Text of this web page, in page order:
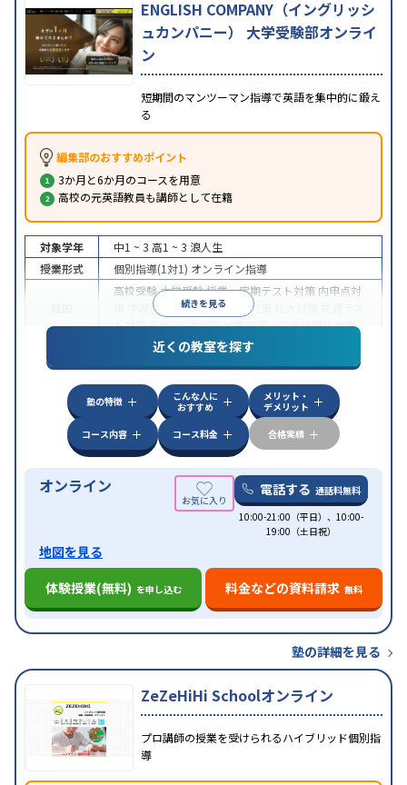
ENGLISH COMPANY（イングリッシ
ュカンパニー） 大学受験部オンライ
ン
短期間のマンツーマン指導で英語を集中的に鍛え
る
編集部のおすすめポイント
3か月と6か月のコースを用意
高校の元英語教員も講師として在籍
続きを見る
対象学年 中1 ~ 3 高1 ~ 3 浪人生
授業形式
個別指導(1対1) オンライン指導
高校受験大学受験授業・定期テスト対策 内申点対
学習習慣の定着国公立大対策
ト対策英検(英語検定)対策英語・英会話特化対策
特徴
中高一貫校生に対応授業の振替可能
学習にPC・タブレットを利用オンライン対応1
科目から受講可能
近くの教室を探す
塾の特徴
こんな人に
おすすめ
メリット・
デメリット
コース内容
コース料金 合格実績
オンライン 電話する 通話料無料
10:00-21:00（平日）、10:00-
19:00（土日祝）
地図を見る
体験授業(無料) を申し込む 料金などの資料請求 無料
塾の詳細を見る
ZeZeHiHi Schoolオンライン
プロ講師の授業を受けられるハイブリッド個別指
導